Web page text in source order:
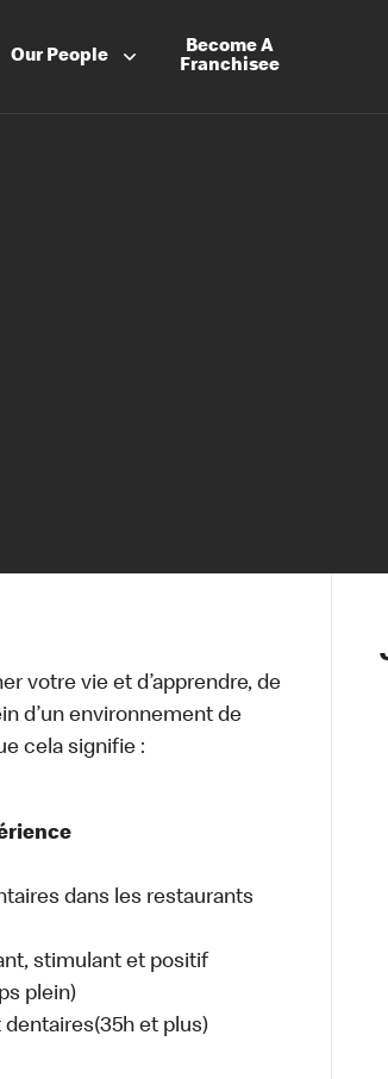
Our People
Become A
Franchisee
votre vie et d’apprendre, de
d’un environnement de
cela signifie :
dans les restaurants
stimulant et positif
plein)
et plus)